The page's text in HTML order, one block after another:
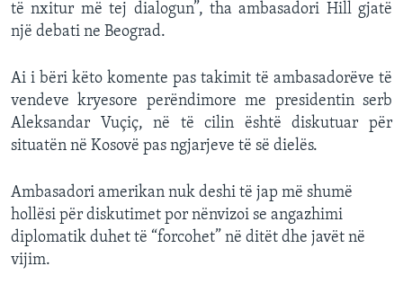
të nxitur më tej dialogun”, tha ambasadori Hill gjatë
një debati ne Beograd.
Ai i bëri këto komente pas takimit të ambasadorëve të
vendeve kryesore perëndimore me presidentin serb
Aleksandar Vuçiç, në të cilin është diskutuar për
situatën në Kosovë pas ngjarjeve të së dielës.
Ambasadori amerikan nuk deshi të jap më shumë
hollësi për diskutimet por nënvizoi se angazhimi
diplomatik duhet të “forcohet” në ditët dhe javët në
vijim.